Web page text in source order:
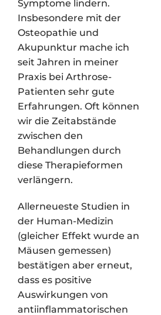
Symptome lindern.
Insbesondere mit der
Osteopathie und
Akupunktur mache ich
seit Jahren in meiner
Praxis bei Arthrose-
Patienten sehr gute
Erfahrungen. Oft können
wir die Zeitabstände
zwischen den
Behandlungen durch
diese Therapieformen
verlängern.
Allerneueste Studien in
der Human-Medizin
(gleicher Effekt wurde an
Mäusen gemessen)
bestätigen aber erneut,
dass es positive
Auswirkungen von
antiinflammatorischen